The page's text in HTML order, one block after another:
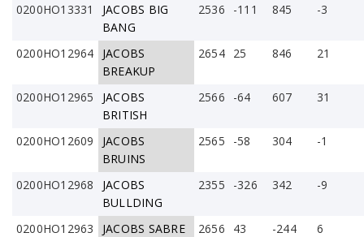
0200HO13331
JACOBS BIG
BANG
2536 -111 845 -3
0200HO12964
JACOBS
BREAKUP
2654 25 846 21
0200HO12965
JACOBS
BRITISH
2566 -64 607 31
0200HO12609
JACOBS
BRUINS
2565 -58 304 -1
0200HO12968
JACOBS
BULLDING
2355 -326 342 -9
0200HO12963
JACOBS SABRE
2656 43 -244 6